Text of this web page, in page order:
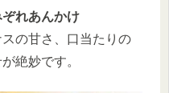
れあんかけ
スの甘さ、口当たりの
絶妙です。